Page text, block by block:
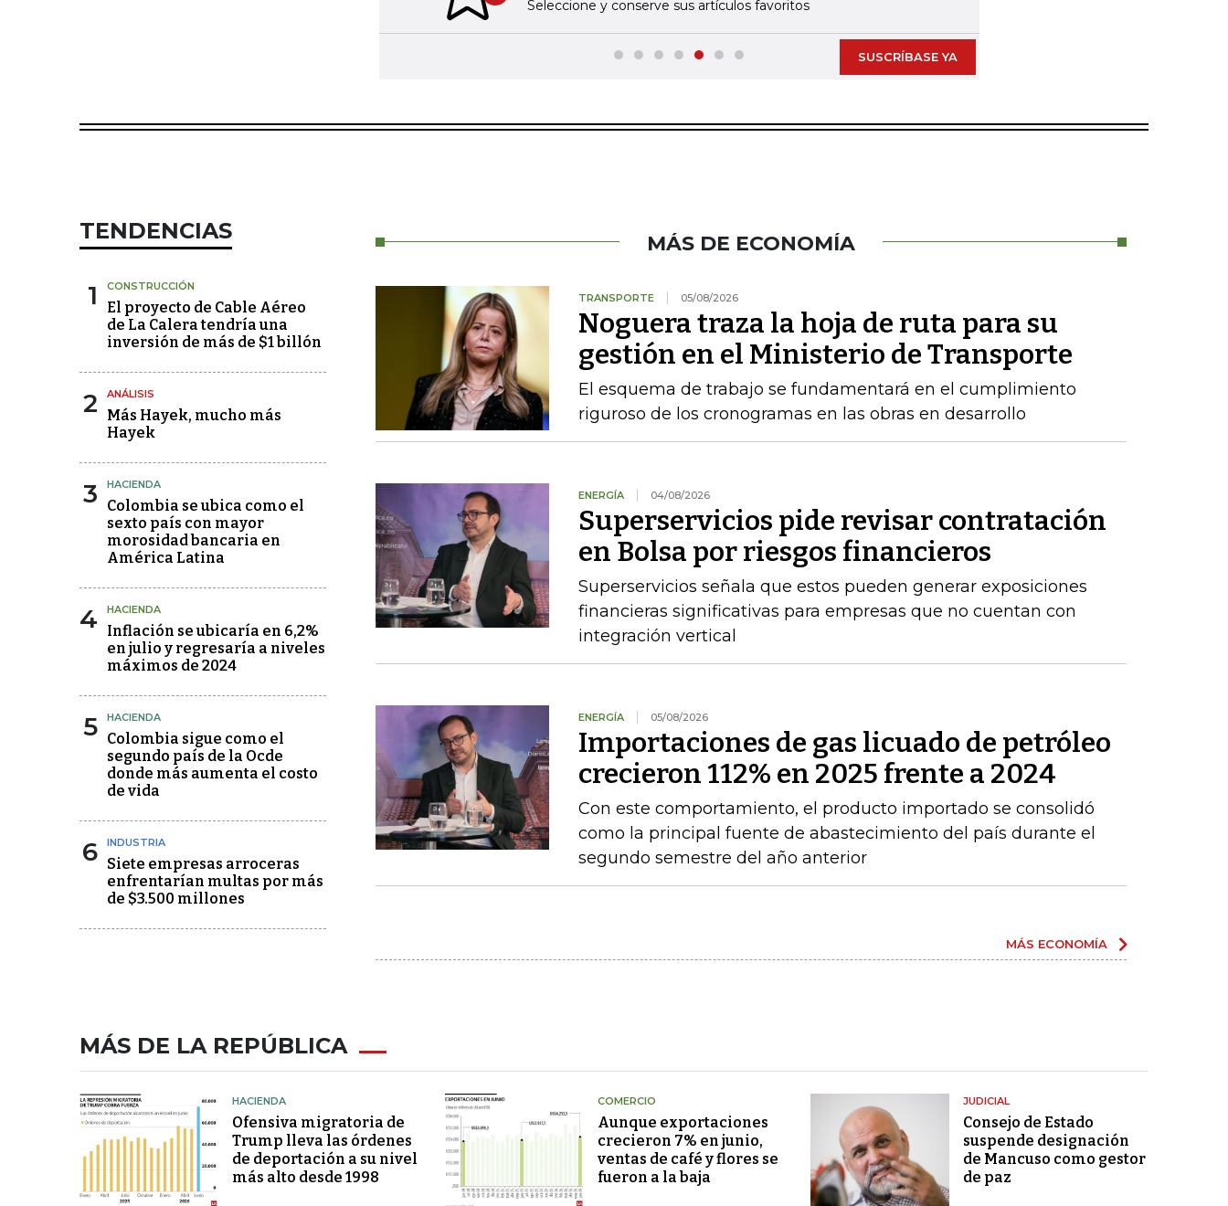
Seleccione y conserve sus artículos favoritos
SUSCRÍBASE YA
TENDENCIAS
1 CONSTRUCCIÓN
El proyecto de Cable Aéreo
de La Calera tendría una
inversión de más de $1 billón
2 ANÁLISIS
Más Hayek, mucho más
Hayek
3 HACIENDA
Colombia se ubica como el
sexto país con mayor
morosidad bancaria en
América Latina
4 HACIENDA
Inflación se ubicaría en 6,2%
en julio y regresaría a niveles
máximos de 2024
5 HACIENDA
Colombia sigue como el
segundo país de la Ocde
donde más aumenta el costo
de vida
6 INDUSTRIA
Siete empresas arroceras
enfrentarían multas por más
de $3.500 millones
MÁS DE ECONOMÍA
TRANSPORTE 05/08/2026
Noguera traza la hoja de ruta para su
gestión en el Ministerio de Transporte
El esquema de trabajo se fundamentará en el cumplimiento
riguroso de los cronogramas en las obras en desarrollo
ENERGÍA 04/08/2026
Superservicios pide revisar contratación
en Bolsa por riesgos financieros
Superservicios señala que estos pueden generar exposiciones
financieras significativas para empresas que no cuentan con
integración vertical
ENERGÍA 05/08/2026
Importaciones de gas licuado de petróleo
crecieron 112% en 2025 frente a 2024
Con este comportamiento, el producto importado se consolidó
como la principal fuente de abastecimiento del país durante el
segundo semestre del año anterior
MÁS ECONOMÍA
MÁS DE LA REPÚBLICA
HACIENDA
Ofensiva migratoria de
Trump lleva las órdenes
de deportación a su nivel
más alto desde 1998
COMERCIO
Aunque exportaciones
crecieron 7% en junio,
ventas de café y flores se
fueron a la baja
JUDICIAL
Consejo de Estado
suspende designación
de Mancuso como gestor
de paz